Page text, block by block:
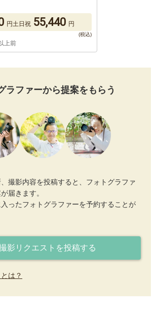
円土日祝 55,440 円
上前
ラファーから提案をもらう
撮影内容を投稿すると、フォトグラファ
届きます。
ったフォトグラファーを予約することが
影リクエストを投稿する
は？